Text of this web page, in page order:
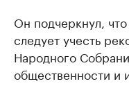
Он подчеркнул,
следует учесть
Народного
общественности и